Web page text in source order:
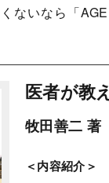
ないなら「
医者が教
牧田善二 著
＜内容紹介＞